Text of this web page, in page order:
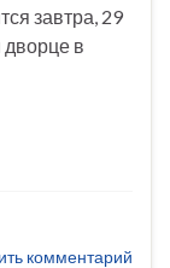
завтра, 29
в
комментарий